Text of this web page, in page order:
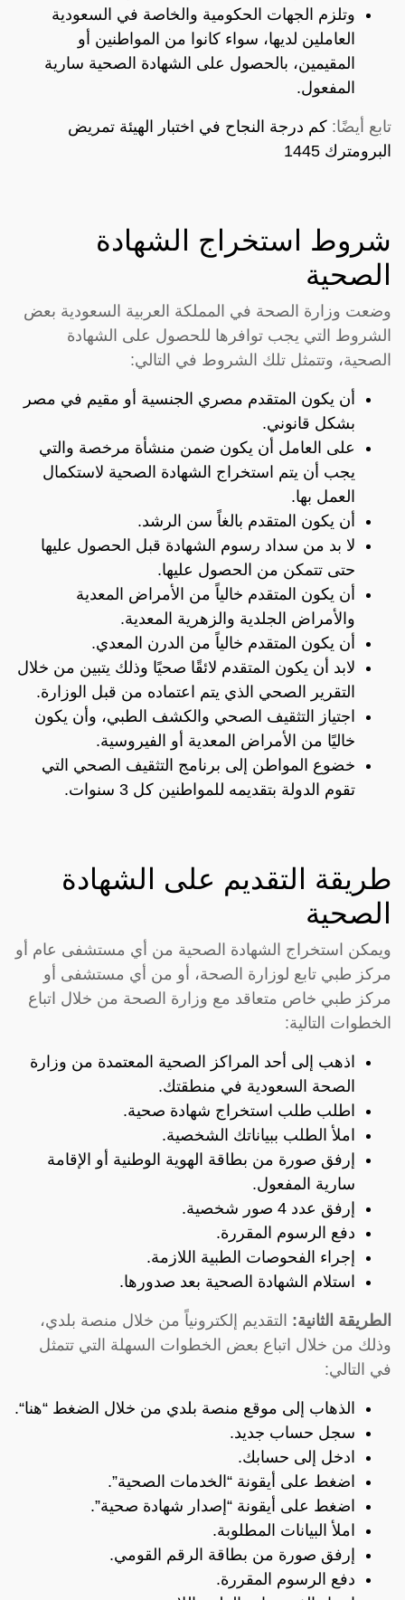
وتلزم الجهات الحكومية والخاصة في السعودية
العاملين لديها، سواء كانوا من المواطنين أو
المقيمين، بالحصول على الشهادة الصحية سارية
المفعول.
تابع أيضًا: كم درجة النجاح في اختبار الهيئة تمريض
البرومترك 1445
شروط استخراج الشهادة
الصحية
وضعت وزارة الصحة في المملكة العربية السعودية بعض
الشروط التي يجب توافرها للحصول على الشهادة
الصحية، وتتمثل تلك الشروط في التالي:
أن يكون المتقدم مصري الجنسية أو مقيم في مصر
بشكل قانوني.
على العامل أن يكون ضمن منشأة مرخصة والتي
يجب أن يتم استخراج الشهادة الصحية لاستكمال
العمل بها.
أن يكون المتقدم بالغاً سن الرشد.
لا بد من سداد رسوم الشهادة قبل الحصول عليها
حتى تتمكن من الحصول عليها.
أن يكون المتقدم خالياً من الأمراض المعدية
والأمراض الجلدية والزهرية المعدية.
أن يكون المتقدم خالياً من الدرن المعدي.
لابد أن يكون المتقدم لائقًا صحيًا وذلك يتبين من خلال
التقرير الصحي الذي يتم اعتماده من قبل الوزارة.
اجتياز التثقيف الصحي والكشف الطبي، وأن يكون
خاليًا من الأمراض المعدية أو الفيروسية.
خضوع المواطن إلى برنامج التثقيف الصحي التي
تقوم الدولة بتقديمه للمواطنين كل 3 سنوات.
طريقة التقديم على الشهادة
الصحية
ويمكن استخراج الشهادة الصحية من أي مستشفى عام أو
مركز طبي تابع لوزارة الصحة، أو من أي مستشفى أو
مركز طبي خاص متعاقد مع وزارة الصحة من خلال اتباع
الخطوات التالية:
اذهب إلى أحد المراكز الصحية المعتمدة من وزارة
الصحة السعودية في منطقتك.
اطلب طلب استخراج شهادة صحية.
املأ الطلب ببياناتك الشخصية.
إرفق صورة من بطاقة الهوية الوطنية أو الإقامة
سارية المفعول.
إرفق عدد 4 صور شخصية.
دفع الرسوم المقررة.
إجراء الفحوصات الطبية اللازمة.
استلام الشهادة الصحية بعد صدورها.
الطريقة الثانية: التقديم إلكترونياً من خلال منصة بلدي،
وذلك من خلال اتباع بعض الخطوات السهلة التي تتمثل
في التالي:
الذهاب إلى موقع منصة بلدي من خلال الضغط “هنا“.
سجل حساب جديد.
ادخل إلى حسابك.
اضغط على أيقونة “الخدمات الصحية”.
اضغط على أيقونة “إصدار شهادة صحية”.
املأ البيانات المطلوبة.
إرفق صورة من بطاقة الرقم القومي.
دفع الرسوم المقررة.